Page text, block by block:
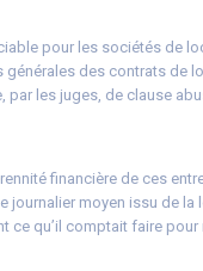
pour les sociétés de
des contrats de
par les juges, de clause
financière de ces
moyen issu de la
ce qu’il comptait faire pour